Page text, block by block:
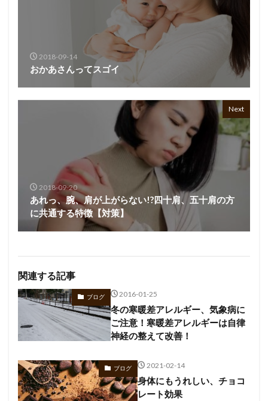
2018-09-14
おかあさんってスゴイ
Next
2018-09-20
あれっ、腕、肩が上がらない!?四十肩、五十肩の方
に共通する特徴【対策】
関連する記事
ブログ 2016-01-25
冬の寒暖差アレルギー、気象病に
ご注意！寒暖差アレルギーは自律
神経の整えて改善！
ブログ 2021-02-14
身体にもうれしい、チョコ
レート効果